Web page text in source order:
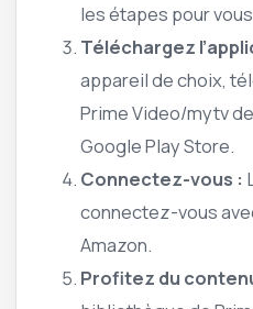
les étapes pour
Téléchargez
appareil de choix,
Prime Video/mytv
Google Play Store.
Connectez-vous :
connectez-vous
Amazon.
Profitez du